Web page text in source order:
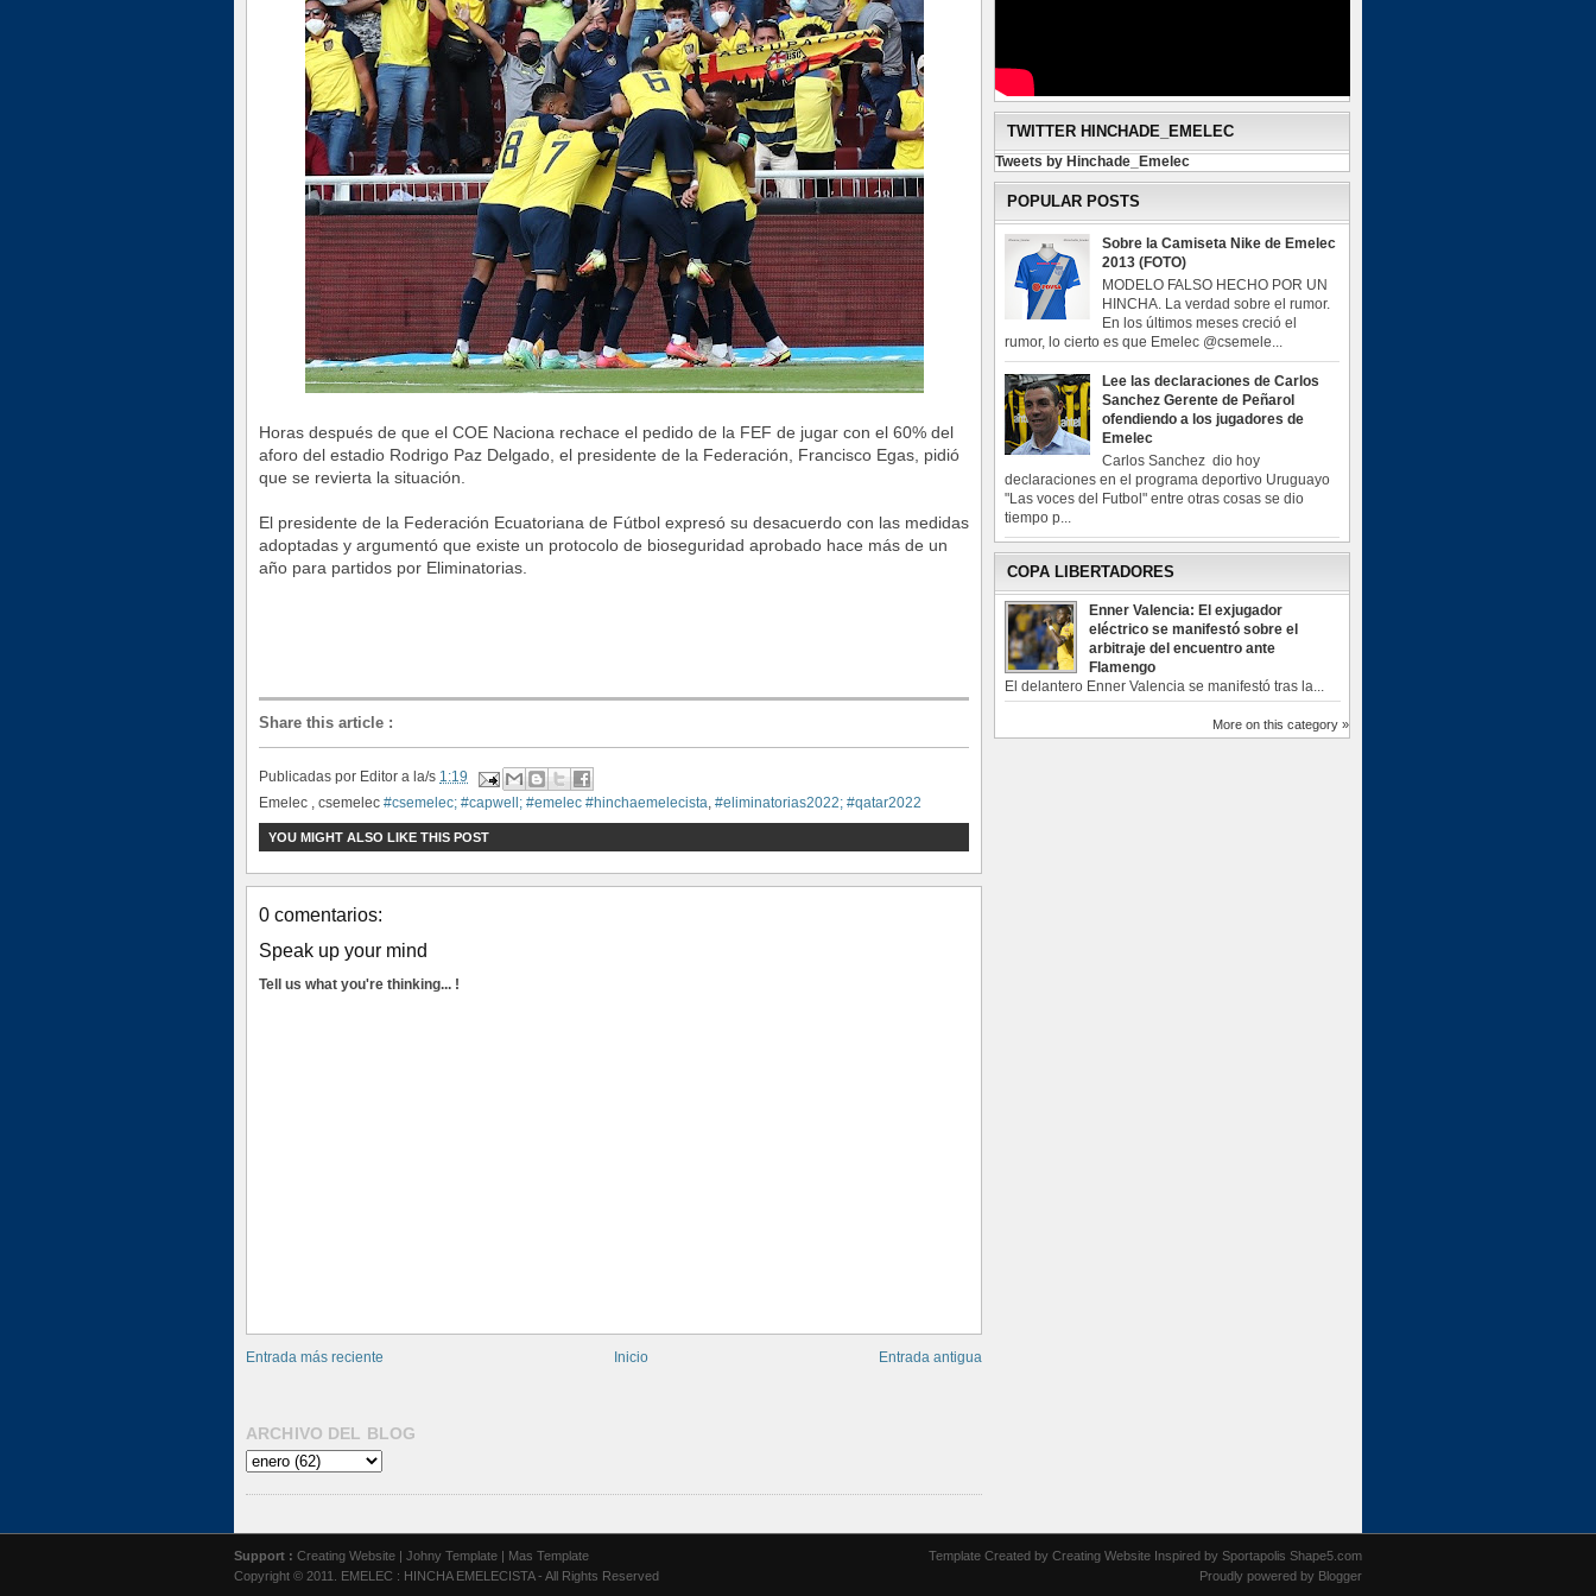
Horas después de que el COE Naciona rechace el pedido de la FEF de jugar con el 60% del
aforo del estadio Rodrigo Paz Delgado, el presidente de la Federación, Francisco Egas, pidió
que se revierta la situación.
El presidente de la Federación Ecuatoriana de Fútbol expresó su desacuerdo con las medidas
adoptadas y argumentó que existe un protocolo de bioseguridad aprobado hace más de un
año para partidos por Eliminatorias.
Share this article :
Publicadas por Editor a la/s 1:19
Emelec , csemelec #csemelec; #capwell; #emelec #hinchaemelecista, #eliminatorias2022; #qatar2022
YOU MIGHT ALSO LIKE THIS POST
0 comentarios:
Speak up your mind
Tell us what you're thinking... !
Entrada más reciente Entrada antigua
Inicio
ARCHIVO DEL BLOG
TWITTER HINCHADE_EMELEC
Tweets by Hinchade_Emelec
POPULAR POSTS
Sobre la Camiseta Nike de Emelec
2013 (FOTO)
MODELO FALSO HECHO POR UN
HINCHA. La verdad sobre el rumor.
En los últimos meses creció el
rumor, lo cierto es que Emelec @csemele...
Lee las declaraciones de Carlos
Sanchez Gerente de Peñarol
ofendiendo a los jugadores de
Emelec
Carlos Sanchez dio hoy
declaraciones en el programa deportivo Uruguayo
"Las voces del Futbol" entre otras cosas se dio
tiempo p...
COPA LIBERTADORES
Enner Valencia: El exjugador
eléctrico se manifestó sobre el
arbitraje del encuentro ante
Flamengo
El delantero Enner Valencia se manifestó tras la...
More on this category »
Support : Creating Website | Johny Template | Mas Template
Copyright © 2011. EMELEC : HINCHA EMELECISTA- All Rights Reserved
Template Created by Creating Website Inspired by Sportapolis Shape5.com
Proudly powered by Blogger